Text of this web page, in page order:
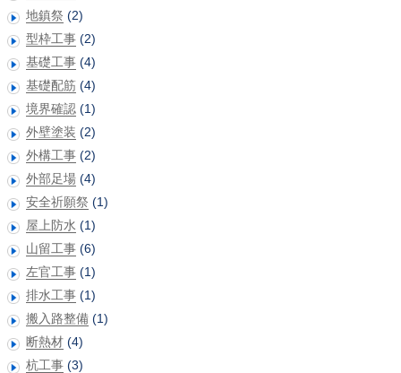
地鎮祭 (2)
型枠工事 (2)
基礎工事 (4)
基礎配筋 (4)
境界確認 (1)
外壁塗装 (2)
外構工事 (2)
外部足場 (4)
安全祈願祭 (1)
屋上防水 (1)
山留工事 (6)
左官工事 (1)
排水工事 (1)
搬入路整備 (1)
断熱材 (4)
杭工事 (3)